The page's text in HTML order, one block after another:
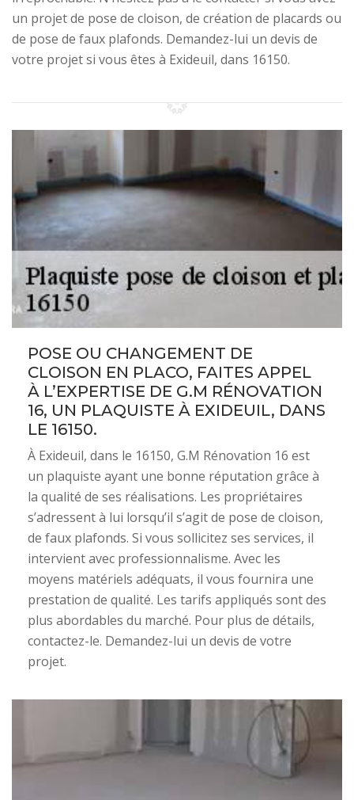
un projet de pose de cloison, de création de placards ou
de pose de faux plafonds. Demandez-lui un devis de
votre projet si vous êtes à Exideuil, dans 16150.
POSE OU CHANGEMENT DE
CLOISON EN PLACO, FAITES APPEL
À L’EXPERTISE DE G.M RÉNOVATION
16, UN PLAQUISTE À EXIDEUIL, DANS
LE 16150.
À Exideuil, dans le 16150, G.M Rénovation 16 est
un plaquiste ayant une bonne réputation grâce à
la qualité de ses réalisations. Les propriétaires
s’adressent à lui lorsqu’il s’agit de pose de cloison,
de faux plafonds. Si vous sollicitez ses services, il
intervient avec professionnalisme. Avec les
moyens matériels adéquats, il vous fournira une
prestation de qualité. Les tarifs appliqués sont des
plus abordables du marché. Pour plus de détails,
contactez-le. Demandez-lui un devis de votre
projet.